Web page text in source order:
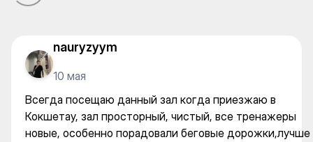
nauryzyym
10 мая
Всегда посещаю данный зал когда приезжаю в
Кокшетау, зал просторный, чистый, все тренажеры
новые, особенно порадовали беговые дорожки,лучше